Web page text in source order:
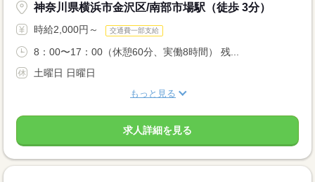
神奈川県横浜市金沢区/南部市場駅（徒歩 3分）
時給2,000円～ 交通費一部支給
8：00〜17：00（休憩60分、実働8時間） 残...
土曜日 日曜日
もっと見る
求人詳細を見る